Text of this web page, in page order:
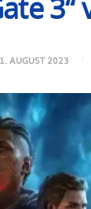
AUGUST 2023